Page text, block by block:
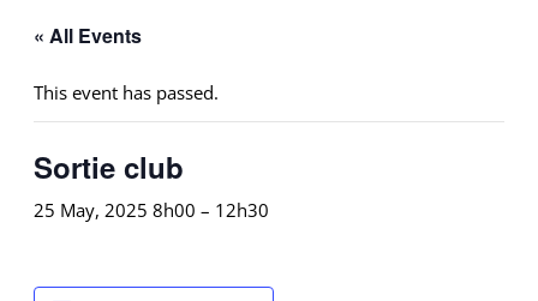
« All Events
This event has passed.
Sortie club
25 May, 2025 8h00 – 12h30